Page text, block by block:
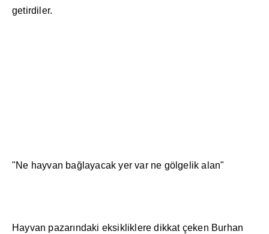
getirdiler.
"Ne hayvan bağ layacak yer var ne gölgelik alan"
Hayvan pazarındaki eksikliklere dikkat çeken Burhan